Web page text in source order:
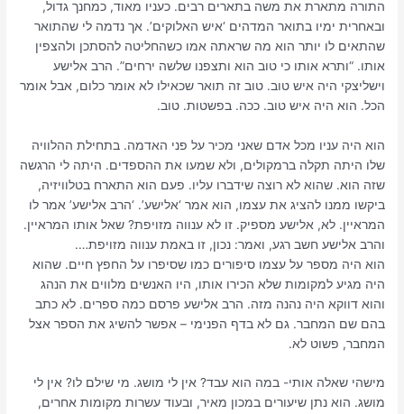
התורה מתארת את משה בתארים רבים. כעניו מאוד, כמחנך גדול,
ובאחרית ימיו בתואר המדהים ‘איש האלוקים’. אך נדמה לי שהתואר
שהתאים לו יותר הוא מה שראתה אמו כשהחליטה להסתכן ולהצפין
אותו. “ותרא אותו כי טוב הוא ותצפנו שלשה ירחים”. הרב אלישע
וישליצקי היה איש טוב. טוב זה תואר שכאילו לא אומר כלום, אבל אומר
הכל. הוא היה איש טוב. ככה. בפשטות. טוב.
הוא היה עניו מכל אדם שאני מכיר על פני האדמה. בתחילת ההלוויה
שלו היתה תקלה ברמקולים, ולא שמעו את ההספדים. היתה לי הרגשה
שזה הוא. שהוא לא רוצה שידברו עליו. פעם הוא התארח בטלוויזיה,
ביקשו ממנו להציג את עצמו, הוא אמר ‘אלישע’. ‘הרב אלישע’ אמר לו
המראיין. לא, אלישע מספיק. זו לא ענווה מזויפת? שאל אותו המראיין.
והרב אלישע חשב רגע, ואמר: נכון, זו באמת ענווה מזויפת….
הוא היה מספר על עצמו סיפורים כמו שסיפרו על החפץ חיים. שהוא
היה מגיע למקומות שלא הכירו אותו, היו האנשים מלווים את הנהג
והוא דווקא היה נהנה מזה. הרב אלישע פרסם כמה ספרים. לא כתב
בהם שם המחבר. גם לא בדף הפנימי – אפשר להשיג את הספר אצל
המחבר, פשוט לא.
מישהי שאלה אותי- במה הוא עבד? אין לי מושג. מי שילם לו? אין לי
מושג. הוא נתן שיעורים במכון מאיר, ובעוד עשרות מקומות אחרים,